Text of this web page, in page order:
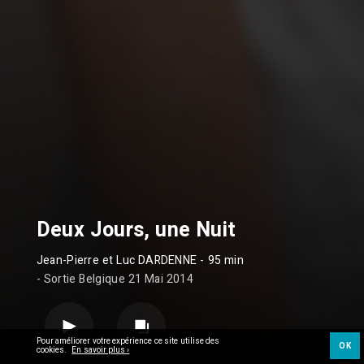
Deux Jours, une Nuit
Jean-Pierre et Luc DARDENNE - 95 min
- Sortie Belgique 21 Mai 2014
Pour améliorer votre expérience ce site utilise des
cookies. En savoir plus › OK